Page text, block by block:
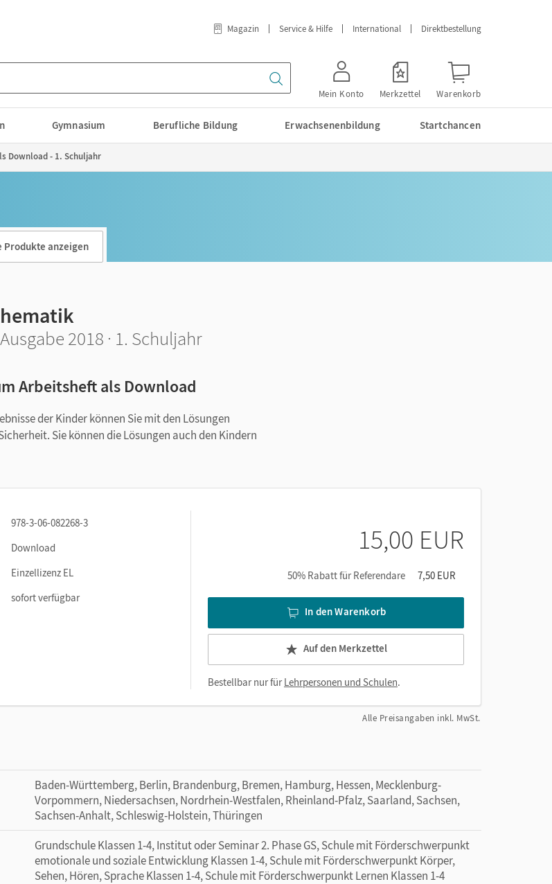
Magazin Service & Hilfe International Direktbestellung
Mein Konto Merkzettel Warenkorb
Gymnasium Berufliche Bildung Erwachsenenbildung Startchancen
Download - 1. Schuljahr
Produkte anzeigen
2018 · 1. Schuljahr
Arbeitsheft als Download
der Kinder können Sie mit den Lösungen
Sie können die Lösungen auch den Kindern
978-3-06-082268-3
Download
Einzellizenz EL
sofort verfügbar
15,00 EUR
50% Rabatt für Referendare 7,50 EUR
In den Warenkorb
Auf den Merkzettel
Bestellbar nur fürLehrpersonen und Schulen.
Alle Preisangaben inkl. MwSt.
Baden-Württemberg, Berlin, Brandenburg, Bremen, Hamburg, Hessen, Mecklenburg-
Vorpommern, Niedersachsen, Nordrhein-Westfalen, Rheinland-Pfalz, Saarland, Sachsen,
Sachsen-Anhalt, Schleswig-Holstein, Thüringen
Grundschule Klassen 1-4, Institut oder Seminar 2. Phase GS, Schule mit Förderschwerpunkt
emotionale und soziale Entwicklung Klassen 1-4, Schule mit Förderschwerpunkt Körper,
Sehen, Hören, Sprache Klassen 1-4, Schule mit Förderschwerpunkt Lernen Klassen 1-4